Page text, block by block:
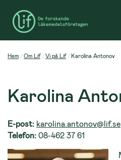
Hem Om Lif Vi på Lif Karolina Antonov
Karolina
E-post: karolina.antonov@lif.se
Telefon: 08-462 37 61